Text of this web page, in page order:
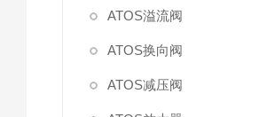
ATOS溢流阀
ATOS换向阀
ATOS减压阀